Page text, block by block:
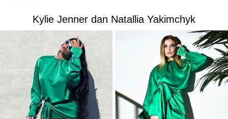
Kylie Jenner dan Natallia Yakimchyk